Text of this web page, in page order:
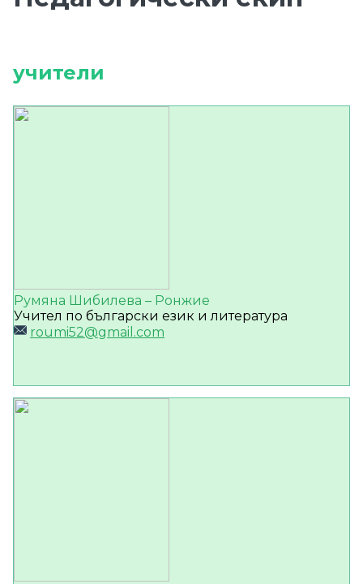
учители
Румяна Шибилева – Ронжие
Учител по български език и литература
roumi52@gmail.com